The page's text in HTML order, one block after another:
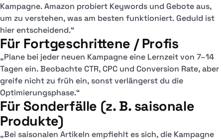
Kampagne. Amazon probiert Keywords und Gebote aus,
um zu verstehen, was am besten funktioniert. Geduld ist
hier entscheidend.“
Für Fortgeschrittene / Profis
„Plane bei jeder neuen Kampagne eine Lernzeit von 7–14
Tagen ein. Beobachte CTR, CPC und Conversion Rate, aber
greife nicht zu früh ein, sonst verlängerst du die
Optimierungsphase.“
Für Sonderfälle (z. B. saisonale
Produkte)
„Bei saisonalen Artikeln empfiehlt es sich, die Kampagne